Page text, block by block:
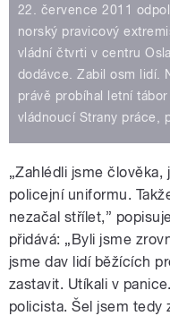
22. července 2011
norský pravicový
vládní čtvrti v centru
dodávce. Zabil osm lidí.
právě probíhal letní
vládnoucí Strany práce,
„Zahlédli jsme
policejní uniformu.
nezačal střílet,”
přidává: „Byli jsme
jsme dav lidí běžících
zastavit. Utíkali v
policista. Šel jsem tedy